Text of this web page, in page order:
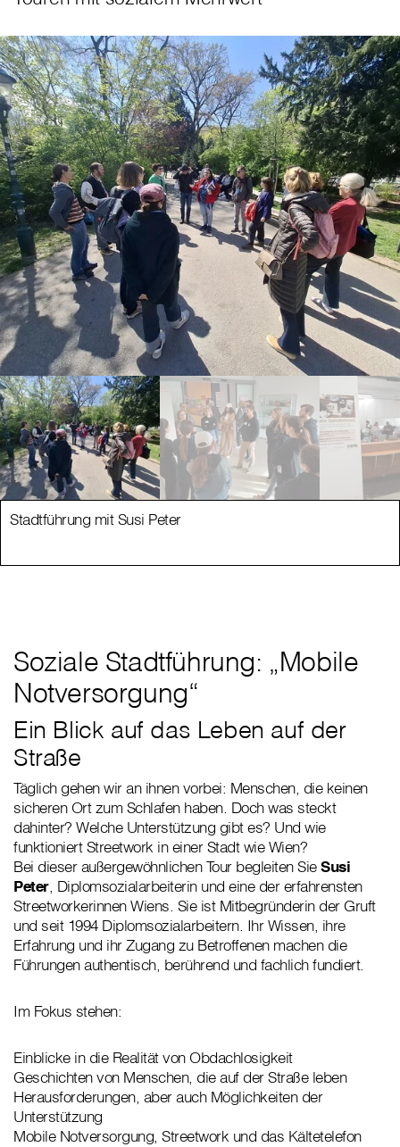
Stadtführung mit Susi Peter
Soziale Stadtführung: „Mobile
Notversorgung“
Ein Blick auf das Leben auf der
Straße
Täglich gehen wir an ihnen vorbei: Menschen, die keinen
sicheren Ort zum Schlafen haben. Doch was steckt
dahinter? Welche Unterstützung gibt es? Und wie
funktioniert Streetwork in einer Stadt wie Wien?
Bei dieser außergewöhnlichen Tour begleiten SieSusi
Peter, Diplomsozialarbeiterin und eine der erfahrensten
Streetworkerinnen Wiens. Sie ist Mitbegründerin der Gruft
und seit 1994 Diplomsozialarbeitern. Ihr Wissen, ihre
Erfahrung und ihr Zugang zu Betroffenen machen die
Führungen authentisch, berührend und fachlich fundiert.
Im Fokus stehen:
Einblicke in die Realität von Obdachlosigkeit
Geschichten von Menschen, die auf der Straße leben
Herausforderungen, aber auch Möglichkeiten der
Unterstützung
Mobile Notversorgung, Streetwork und das Kältetelefon